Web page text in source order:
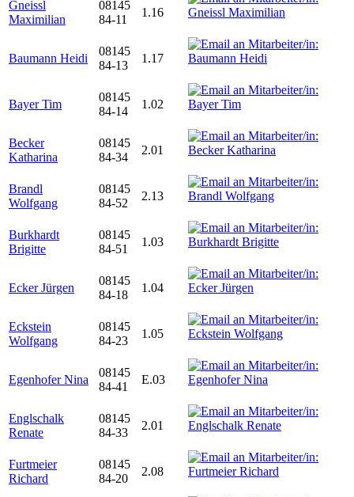
Gneissl
Maximilian
08145
84-11
1.16
Baumann Heidi
08145
84-13
1.17
Bayer Tim
08145
84-14
1.02
Becker
Katharina
08145
84-34
2.01
Brandl
Wolfgang
08145
84-52
2.13
Burkhardt
Brigitte
08145
84-51
1.03
Ecker Jürgen
08145
84-18
1.04
Eckstein
Wolfgang
08145
84-23
1.05
Egenhofer Nina
08145
84-41
E.03
Englschalk
Renate
08145
84-33
2.01
Furtmeier
Richard
08145
84-20
2.08